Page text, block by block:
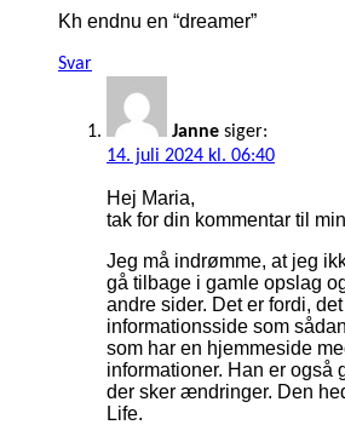
Kh endnu en “dreamer”
Svar
Janne siger:
14. juli 2024 kl. 06:40
Hej Maria,
tak for din kommentar til
Jeg må indrømme, at jeg
gå tilbage i gamle opslag
andre sider. Det er fordi,
informationsside som
som har en hjemmeside
informationer. Han er også
der sker ændringer. Den
Life.